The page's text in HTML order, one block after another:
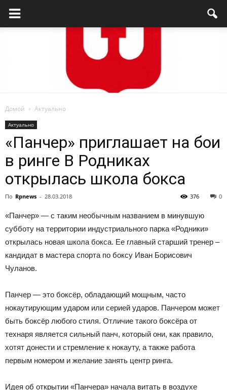
проспект
Официальный
сайт
Домой Актуально
Актуально
«Панчер» приглашает на бои
в ринге В Родниках
открылась школа бокса
По Rpnews - 28.03.2018 0
376
«Панчер» — с таким необычным названием в минувшую
субботу на территории индустриального парка «Родники»
открылась новая школа бокса. Ее главный старший тренер –
кандидат в мастера спорта по боксу Иван Борисович
Чуланов.
Панчер — это боксёр, обладающий мощным, часто
нокаутирующим ударом или серией ударов. Панчером может
быть боксёр любого стиля. Отличие такого боксёра от
технаря является сильный панч, который они, как правило,
хотят донести и стремление к нокауту, а также работа
первым номером и желание занять центр ринга.
Идея об открытии «Панчера» начала витать в воздухе